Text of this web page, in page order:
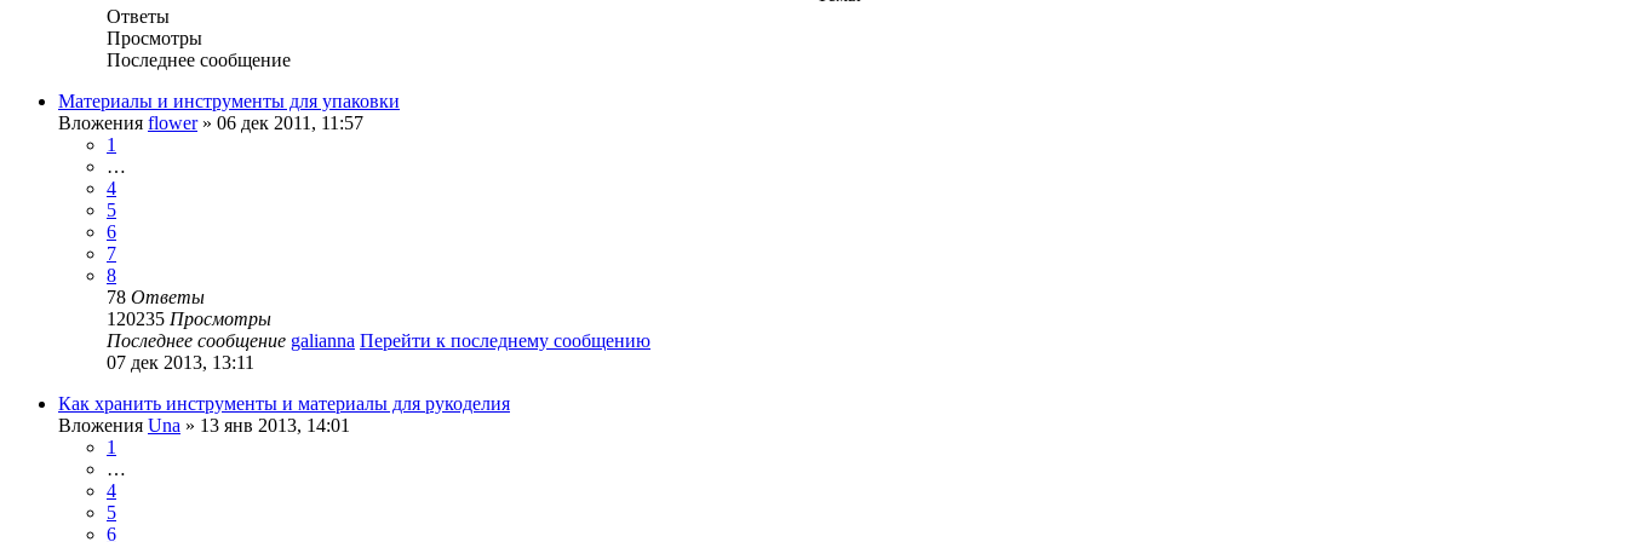
Ответы
Просмотры
Последнее сообщение
Материалы и инструменты для упаковки
Вложения flower» 06 дек 2011, 11:57
1
…
4
5
6
7
8
78 Ответы
120235 Просмотры
Последнее сообщение galianna Перейти к последнему сообщению
07 дек 2013, 13:11
Как хранить инструменты и материалы для рукоделия
Вложения Una » 13 янв 2013, 14:01
1
…
4
5
6